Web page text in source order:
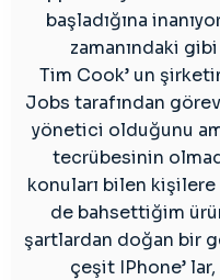
başladığına
zamanındaki
Tim Cook’ un
Jobs tarafından
yönetici olduğunu
tecrübesinin
konuları bilen kişilere
de bahsettiğim
şartlardan doğan bir
çeşit IPhone’